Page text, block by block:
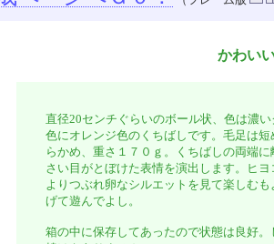
かわい
直径20センチぐらいのボール状、色は濃
色にオレンジ色のくちばしです。毛足は短
らかめ、重さ１７０ｇ。くちばしの両端に
さい目がとぼけた表情を演出します。ヒヨ
よりつぶれ卵なシルエットを見て楽しむも
げて遊んでよし。
箱の中に保存してあったので状態は良好。